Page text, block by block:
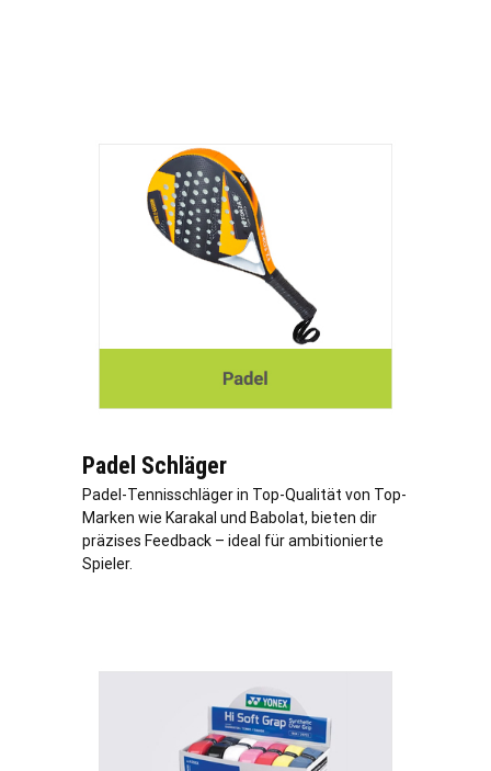
Padel Schläger
Padel-Tennisschläger in Top-Qualität von Top-
Marken wie Karakal und Babolat, bieten dir
präzises Feedback – ideal für ambitionierte
Spieler.